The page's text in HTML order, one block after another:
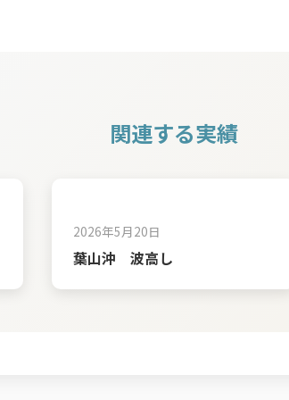
関連する実績
2026年5月20日
葉山沖 波高し